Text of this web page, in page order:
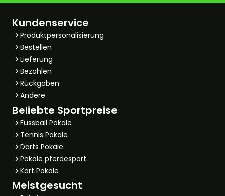
Kundenservice
Produktpersonalisierung
Bestellen
Lieferung
Bezahlen
Rückgaben
Andere
Beliebte Sportpreise
Fussball Pokale
Tennis Pokale
Darts Pokale
Pokale pferdesport
Kart Pokale
Meistgesucht